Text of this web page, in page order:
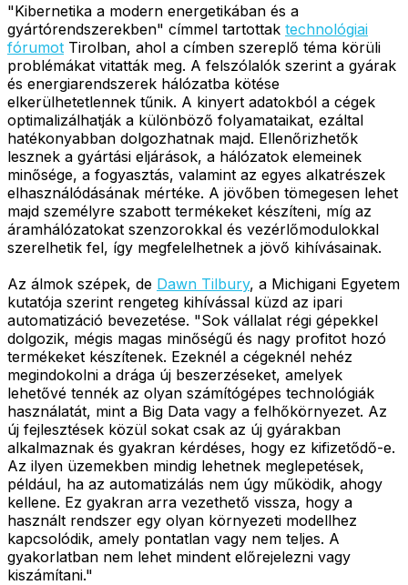
"Kibernetika a modern energetikában és a
gyártórendszerekben" címmel tartottak technológiai
fórumot Tirolban, ahol a címben szereplő téma körüli
problémákat vitatták meg. A felszólalók szerint a gyárak
és energiarendszerek hálózatba kötése
elkerülhetetlennek tűnik. A kinyert adatokból a cégek
optimalizálhatják a különböző folyamataikat, ezáltal
hatékonyabban dolgozhatnak majd. Ellenőrizhetők
lesznek a gyártási eljárások, a hálózatok elemeinek
minősége, a fogyasztás, valamint az egyes alkatrészek
elhasználódásának mértéke. A jövőben tömegesen lehet
majd személyre szabott termékeket készíteni, míg az
áramhálózatokat szenzorokkal és vezérlőmodulokkal
szerelhetik fel, így megfelelhetnek a jövő kihívásainak.
Az álmok szépek, de Dawn Tilbury, a Michigani Egyetem
kutatója szerint rengeteg kihívással küzd az ipari
automatizáció bevezetése. "Sok vállalat régi gépekkel
dolgozik, mégis magas minőségű és nagy profitot hozó
termékeket készítenek. Ezeknél a cégeknél nehéz
megindokolni a drága új beszerzéseket, amelyek
lehetővé tennék az olyan számítógépes technológiák
használatát, mint a Big Data vagy a felhőkörnyezet. Az
új fejlesztések közül sokat csak az új gyárakban
alkalmaznak és gyakran kérdéses, hogy ez kifizetődő-e.
Az ilyen üzemekben mindig lehetnek meglepetések,
például, ha az automatizálás nem úgy működik, ahogy
kellene. Ez gyakran arra vezethető vissza, hogy a
használt rendszer egy olyan környezeti modellhez
kapcsolódik, amely pontatlan vagy nem teljes. A
gyakorlatban nem lehet mindent előrejelezni vagy
kiszámítani."